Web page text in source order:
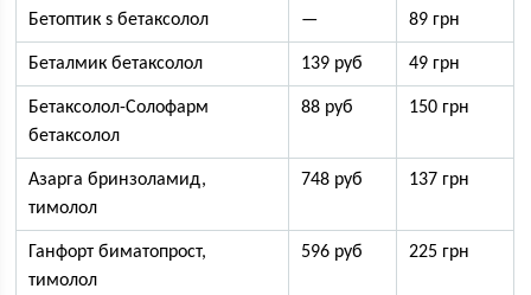
Бетоптик s бетаксолол — 89 грн
Беталмик бетаксолол 139 руб 49 грн
Бетаксолол-Солофарм
бетаксолол
88 руб 150 грн
Азарга бринзоламид,
тимолол
748 руб 137 грн
Ганфорт биматопрост,
тимолол
596 руб 225 грн